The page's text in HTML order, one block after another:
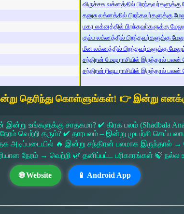
விருச்சக லக்னத்தில் பிறந்தவர்களுக்கு
தனுசு லக்னத்தில் பிறந்தவர்களுக்கு
மகர லக்னத்தில் பிறந்தவர்களுக்கு
கும்ப லக்னத்தில் பிறந்தவர்களுக்கு
மீன லக்னத்தில் பிறந்தவர்களுக்கு
சந்திரன் மேஷ ராசியில் இருந்தால் பலன்
சந்திரன் ரிஷப ராசியில் இருந்தால் பலன்
தெரிந்து கொள்ளுங்கள்! 👉 இன்று
உங்களுக்கு சாதகமா? ✔ கிரக பலம் (Shadbala
வெற்றி தரும்? ✔ தாரபலம் – இன்று முயற்சி
அடிப்படையில் 🔥 இன்று சந்திரன் பலமாக
நேரம் → வெற்றி 🌿 தனிப்பட்ட பரிகாரங்கள் 🍃
🌐 Website 📱 Android App